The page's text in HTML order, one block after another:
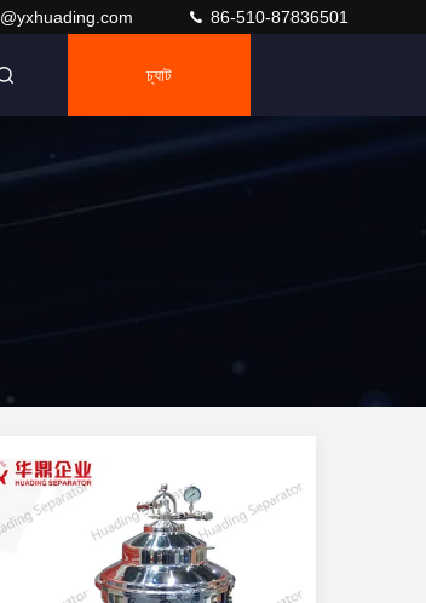
86-510-87836501
চ্যাট